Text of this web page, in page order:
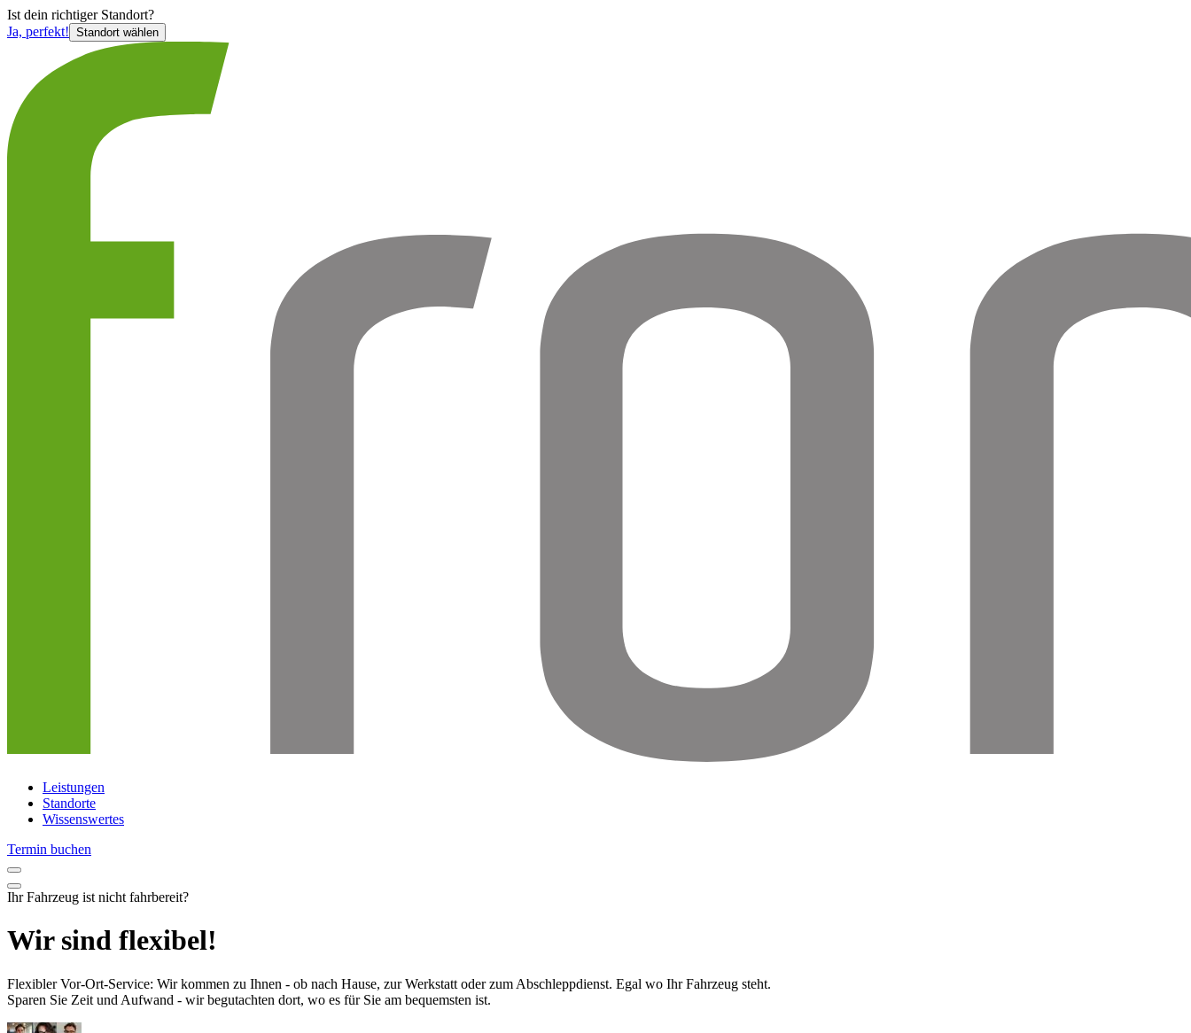
Ist dein richtiger Standort?
Ja, perfekt! Standort wählen
Leistungen
Standorte
Wissenswertes
Termin buchen
Ihr Fahrzeug ist nicht fahrbereit?
Wir sind flexibel!
FlexiblerVor-Ort-Service: Wir kommen zu Ihnen - ob nach Hause, zur Werkstatt oder zum Abschleppdienst. Egal wo Ihr Fahrzeug steht.
Sparen Sie Zeit und Aufwand - wir begutachten dort, wo es für Sie am bequemsten ist.